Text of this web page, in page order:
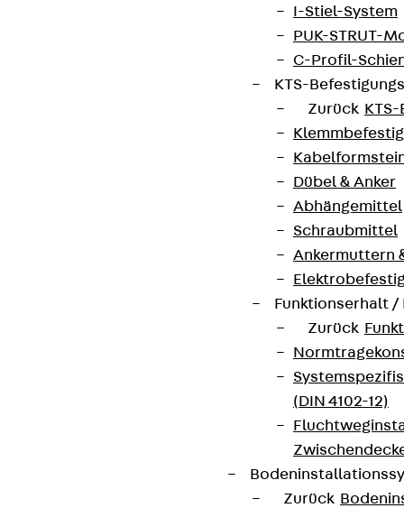
I-Stiel-System
PUK-STRUT-
C-Profil-
KTS-
Zurück
Dübel & Anker
Abhängemittel
Schraubmittel
Ankermuttern
Funktionserhalt
Zurück
(DIN 4102-12)
Zurück